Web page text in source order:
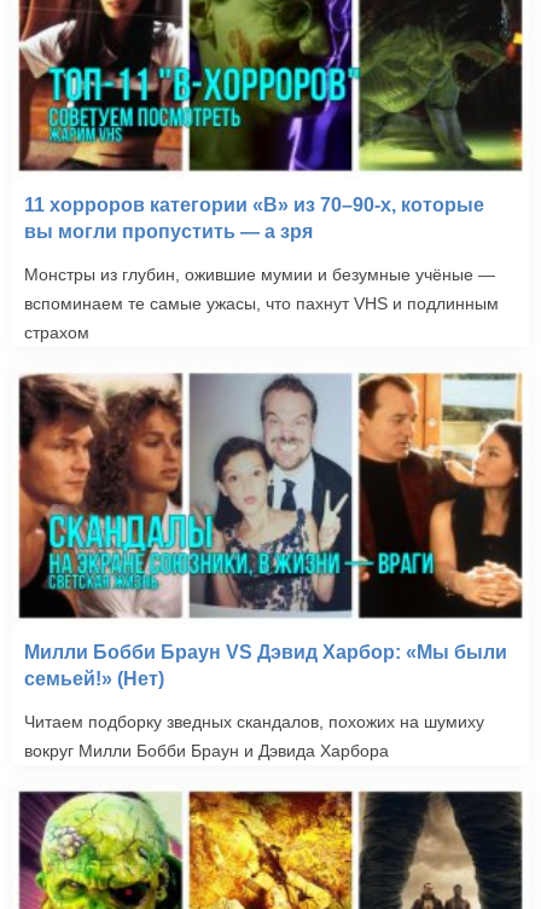
11 хорроров категории «B» из 70–90-х, которые
вы могли пропустить — а зря
Монстры из глубин, ожившие мумии и безумные учёные —
вспоминаем те самые ужасы, что пахнут VHS и подлинным
страхом
Милли Бобби Браун VS Дэвид Харбор: «Мы были
семьей!» (Нет)
Читаем подборку зведных скандалов, похожих на шумиху
вокруг Милли Бобби Браун и Дэвида Харбора